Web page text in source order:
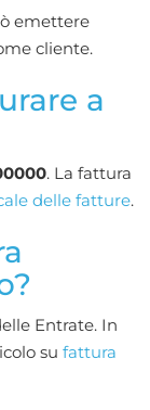
emettere
cliente.
a
. La fattura
delle fatture.
Entrate. In
su fattura